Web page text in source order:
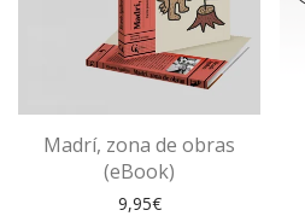
Madrí, zona de obras
(eBook)
9,95€